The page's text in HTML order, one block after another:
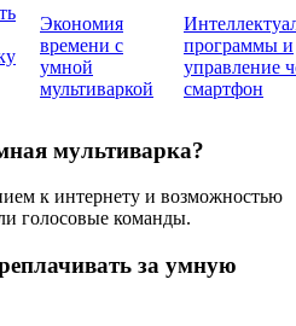
Экономия
времени с
умной
мультиваркой
программы и
управление
смартфон
мультиварка?
к интернету и возможностью
голосовые команды.
за умную